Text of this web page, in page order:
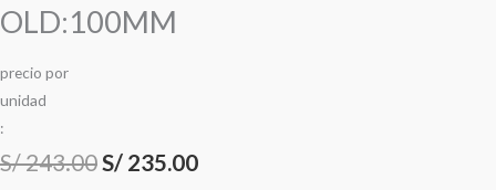
OLD:100MM
precio por
unidad
:
S/243.00S/ 235.00